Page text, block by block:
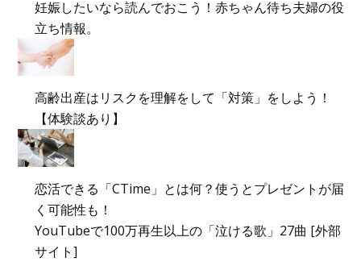
妊娠したいなら読んでおこう！赤ちゃん待ち夫婦の役
立ち情報。
高齢出産はリスクを理解をして「対策」をしよう！
【体験談あり】
恋活できる「CTime」とは何？使うとプレゼントが届
く可能性も！
YouTubeで100万再生以上の「泣ける歌」27曲 [外部
サイト]